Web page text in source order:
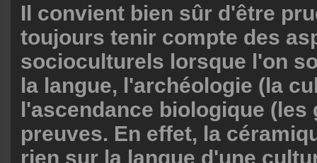
Il convient bien sûr d'être
toujours tenir compte des
socioculturels lorsque l'on
la langue, l'archéologie (la
l'ascendance biologique (les
preuves. En effet, la
rien sur la langue d'une